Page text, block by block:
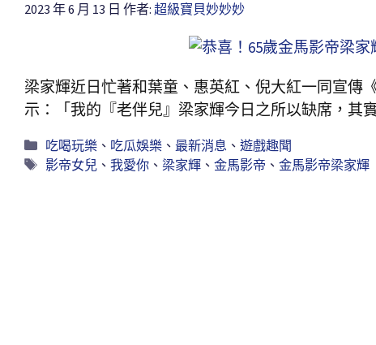
2023 年 6 月 13 日 作者: 超級寶貝妙妙妙
梁家輝近日忙著和葉童、惠英紅、倪大紅一同宣傳
示：「我的『老伴兒』梁家輝今日之所以缺席，其
吃喝玩樂、 吃瓜娛樂、 最新消息 、 遊戲趣聞
影帝女兒、 我愛你、 梁家輝、 金馬影帝 、 金馬影帝梁家輝